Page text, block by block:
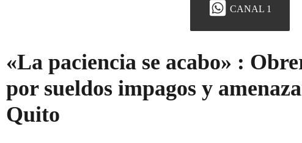
CANAL 1
«La paciencia se acabo» :
por sueldos impagos y
Quito